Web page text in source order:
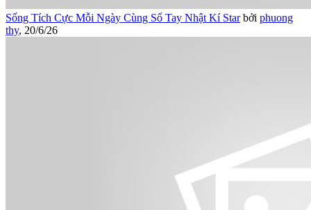
Sống Tích Cực Mỗi Ngày Cùng Sổ Tay Nhật Kí Star bởi phuong
thy, 20/6/26